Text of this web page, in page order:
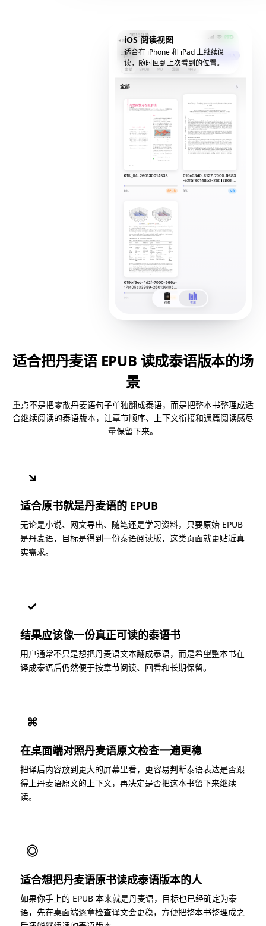
iOS 阅读视图
适合在 iPhone 和 iPad 上继续阅
读，随时回到上次看到的位置。
适合把丹麦语 EPUB 读成泰语版本的场
景
重点不是把零散丹麦语句子单独翻成泰语，而是把整本书整理成适
合继续阅读的泰语版本，让章节顺序、上下文衔接和通篇阅读感尽
量保留下来。
↘
适合原书就是丹麦语的 EPUB
无论是小说、网文导出、随笔还是学习资料，只要原始 EPUB
是丹麦语，目标是得到一份泰语阅读版，这类页面就更贴近真
实需求。
✓
结果应该像一份真正可读的泰语书
用户通常不只是想把丹麦语文本翻成泰语，而是希望整本书在
译成泰语后仍然便于按章节阅读、回看和长期保留。
⌘
在桌面端对照丹麦语原文检查一遍更稳
把译后内容放到更大的屏幕里看，更容易判断泰语表达是否跟
得上丹麦语原文的上下文，再决定是否把这本书留下来继续
读。
◎
适合想把丹麦语原书读成泰语版本的人
如果你手上的 EPUB 本来就是丹麦语，目标也已经确定为泰
语，先在桌面端逐章检查译文会更稳，方便把整本书整理成之